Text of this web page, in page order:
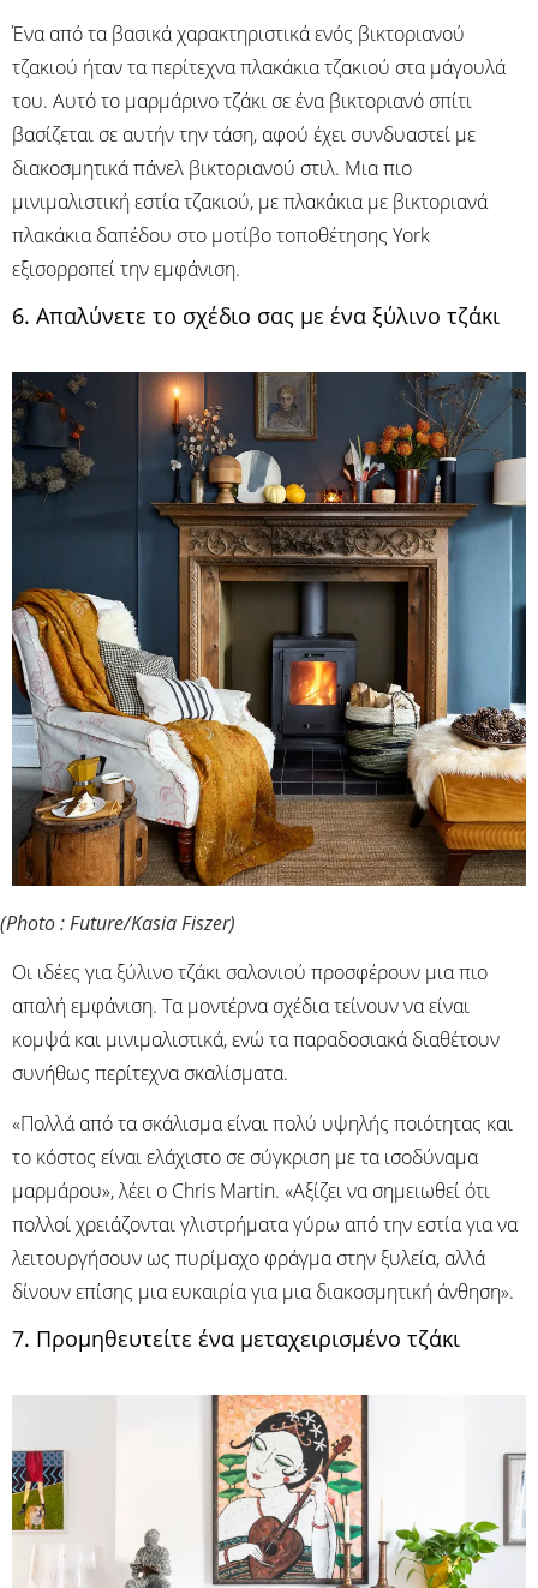
Ένα από τα βασικά χαρακτηριστικά ενός βικτοριανού
τζακιού ήταν τα περίτεχνα πλακάκια τζακιού στα μάγουλά
του. Αυτό το μαρμάρινο τζάκι σε ένα βικτοριανό σπίτι
βασίζεται σε αυτήν την τάση, αφού έχει συνδυαστεί με
διακοσμητικά πάνελ βικτοριανού στιλ. Μια πιο
μινιμαλιστική εστία τζακιού, με πλακάκια με βικτοριανά
πλακάκια δαπέδου στο μοτίβο τοποθέτησης York
εξισορροπεί την εμφάνιση.
6. Απαλύνετε το σχέδιο σας με ένα ξύλινο τζάκι
(Photo : Future/Kasia Fiszer)
Οι ιδέες για ξύλινο τζάκι σαλονιού προσφέρουν μια πιο
απαλή εμφάνιση. Τα μοντέρνα σχέδια τείνουν να είναι
κομψά και μινιμαλιστικά, ενώ τα παραδοσιακά διαθέτουν
συνήθως περίτεχνα σκαλίσματα.
«Πολλά από τα σκάλισμα είναι πολύ υψηλής ποιότητας και
το κόστος είναι ελάχιστο σε σύγκριση με τα ισοδύναμα
μαρμάρου», λέει ο Chris Martin. «Αξίζει να σημειωθεί ότι
πολλοί χρειάζονται γλιστρήματα γύρω από την εστία για να
λειτουργήσουν ως πυρίμαχο φράγμα στην ξυλεία, αλλά
δίνουν επίσης μια ευκαιρία για μια διακοσμητική άνθηση».
7. Προμηθευτείτε ένα μεταχειρισμένο τζάκι